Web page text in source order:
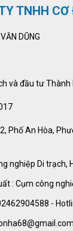
TNHH
DŨNG
và đầu tư Thành
Phố An Hòa,
nghiệp Di trạch,
: Cụm công
-